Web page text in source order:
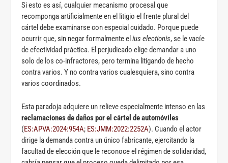
Si esto es así, cualquier mecanismo procesal que
recomponga artificialmente en el litigio el frente plural del
cártel debe examinarse con especial cuidado. Porque puede
ocurrir que, sin negar formalmente elius electionis, se le vacíe
de efectividad práctica. El perjudicado elige demandar a uno
solo de los co-infractores, pero termina litigando de hecho
contra varios. Y no contra varios cualesquiera, sino contra
varios coordinados.
Esta paradoja adquiere un relieve especialmente intenso en las
reclamaciones de daños por el cártel de automóviles
(ES:APVA:2024:954A; ES:JMM:2022:2252A). Cuando el actor
dirige la demanda contra un único fabricante, ejercitando la
facultad de elección que le reconoce el régimen de solidaridad,